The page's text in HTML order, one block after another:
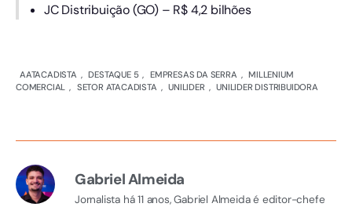
JC Distribuição (GO) – R$ 4,2 bilhões
AATACADISTA , DESTAQUE 5 , EMPRESAS DA SERRA , MILLENIUM
COMERCIAL , SETOR ATACADISTA , UNILIDER , UNILIDER DISTRIBUIDORA
Gabriel Almeida
Jornalista há 11 anos, Gabriel Almeida é editor-chefe